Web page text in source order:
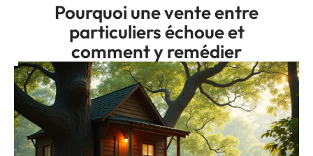
Pourquoi une vente entre
particuliers échoue et
comment y remédier